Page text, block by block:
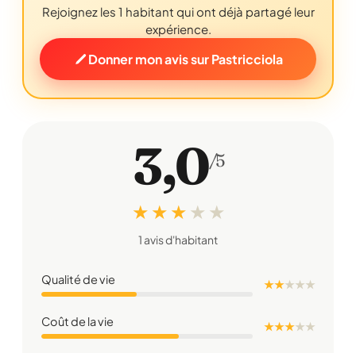
Rejoignez les 1 habitant qui ont déjà partagé leur
expérience.
Donner mon avis sur Pastricciola
3,0/5
★ ★ ★ ★ ★
1 avis d'habitant
Qualité de vie ★ ★★★★
Coût de la vie ★ ★ ★★★